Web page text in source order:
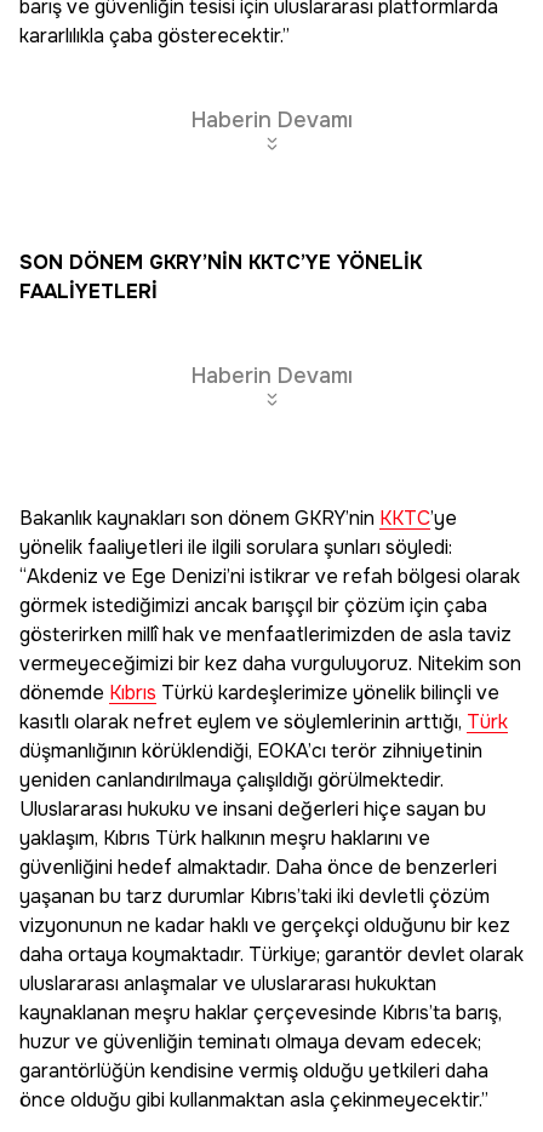
barış ve güvenliğin tesisi için uluslararası platformlarda
kararlılıkla çaba gösterecektir.”
Haberin Devamı
SON DÖNEM GKRY’NİN KKTC’YE YÖNELİK
FAALİYETLERİ
Haberin Devamı
Bakanlık kaynakları son dönem GKRY’nin KKTC’ye
yönelik faaliyetleri ile ilgili sorulara şunları söyledi:
“Akdeniz ve Ege Denizi’ni istikrar ve refah bölgesi olarak
görmek istediğimizi ancak barışçıl bir çözüm için çaba
gösterirken millî hak ve menfaatlerimizden de asla taviz
vermeyeceğimizi bir kez daha vurguluyoruz. Nitekim son
dönemde Kıbrıs Türkü kardeşlerimize yönelik bilinçli ve
kasıtlı olarak nefret eylem ve söylemlerinin arttığı, Türk
düşmanlığının körüklendiği, EOKA’cı terör zihniyetinin
yeniden canlandırılmaya çalışıldığı görülmektedir.
Uluslararası hukuku ve insani değerleri hiçe sayan bu
yaklaşım, Kıbrıs Türk halkının meşru haklarını ve
güvenliğini hedef almaktadır. Daha önce de benzerleri
yaşanan bu tarz durumlar Kıbrıs’taki iki devletli çözüm
vizyonunun ne kadar haklı ve gerçekçi olduğunu bir kez
daha ortaya koymaktadır. Türkiye; garantör devlet olarak
uluslararası anlaşmalar ve uluslararası hukuktan
kaynaklanan meşru haklar çerçevesinde Kıbrıs’ta barış,
huzur ve güvenliğin teminatı olmaya devam edecek;
garantörlüğün kendisine vermiş olduğu yetkileri daha
önce olduğu gibi kullanmaktan asla çekinmeyecektir.”